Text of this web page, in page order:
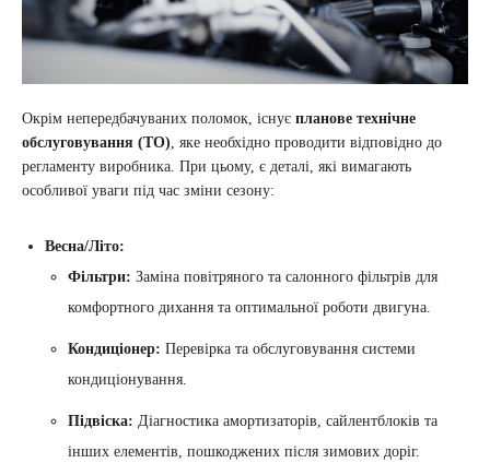
Окрім непередбачуваних поломок, існує планове технічне
обслуговування (ТО), яке необхідно проводити відповідно до
регламенту виробника. При цьому, є деталі, які вимагають
особливої уваги під час зміни сезону:
Весна/Літо:
Фільтри: Заміна повітряного та салонного фільтрів для
комфортного дихання та оптимальної роботи двигуна.
Кондиціонер: Перевірка та обслуговування системи
кондиціонування.
Підвіска: Діагностика амортизаторів, сайлентблоків та
інших елементів, пошкоджених після зимових доріг.